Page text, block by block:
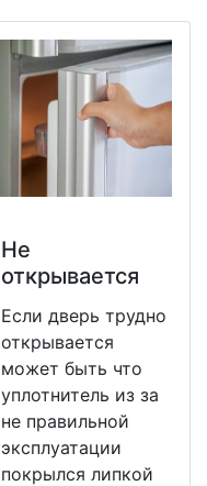
Не
открывается
Если дверь трудно
открывается
может быть что
уплотнитель из за
не правильной
эксплуатации
покрылся липкой